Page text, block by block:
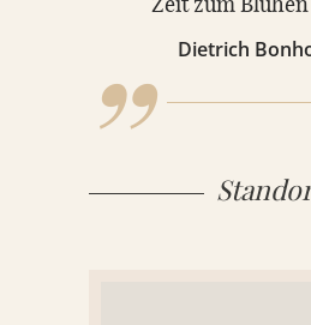
REFERENZEN
Dietrich